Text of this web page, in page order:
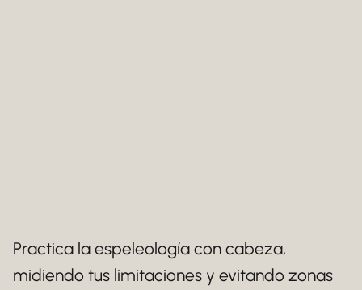
Practica la espeleología con cabeza,
midiendo tus limitaciones y evitando zonas